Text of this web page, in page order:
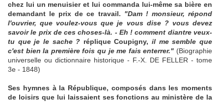
chez lui un menuisier et lui commanda lui-même sa bière en
demandant le prix de ce travail. "Dam ! monsieur, répond
l'ouvrier, que voulez-vous que je vous dise ? vous devez
savoir le prix de ces choses-là. - Eh ! comment diantre veux-
tu que je le sache ? réplique Coupigny,il me semble que
c'est bien la première fois qu je me fais enterrer." (Biographie
universelle ou dictionnaire historique - F.-X. DE FELLER - tome
3e - 1848)
Ses hymnes à la République, composés dans les moments
de loisirs que lui laissaient ses fonctions au ministère de la